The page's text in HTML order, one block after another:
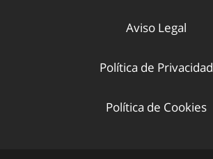
Aviso Legal
Política de Privacidad
Política de Cookies